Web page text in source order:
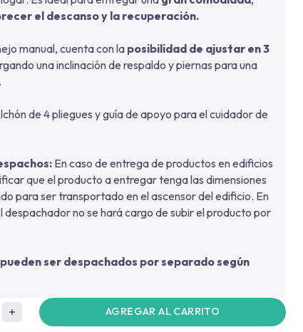
el descanso y la recuperación.
manual, cuenta con laposibilidad de ajustar en 3
una inclinación de respaldo y piernas para una
de 4 pliegues y guía de apoyo para el cuidador de
En caso de entrega de productos en edificios
que el producto a entregar tenga las dimensiones
para ser transportado en el ascensor del edificio. En
despachador no se hará cargo de subir el producto por
ser despachados por separado según
AGREGAR AL CARRITO